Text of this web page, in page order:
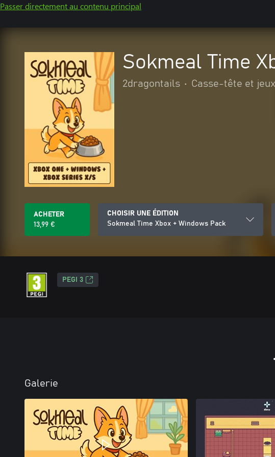
Passer directement au contenu principal
Sokmeal Time
2dragontails • Casse-tête et
ACHETER
13,99 €
CHOISIR UNE ÉDITION
Sokmeal Time Xbox + Windows Pack
PEGI 3
Galerie